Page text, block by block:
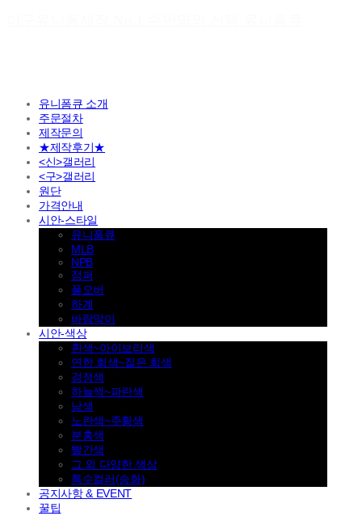
유니폼큐 소개
주문절차
제작문의
★제작후기★
<신>갤러리
<구>갤러리
원단
가격안내
시안-스타일
유니폼큐
MLB
NPB
점퍼
풀오버
하계
바람막이
시안-색상
흰색~아이보리색
연한 회색~짙은 회색
검정색
하늘색~파란색
남색
노란색~주황색
분홍색
빨간색
그 외 다양한 색상
특수컬러(승화)
공지사항 & EVENT
꿀팁